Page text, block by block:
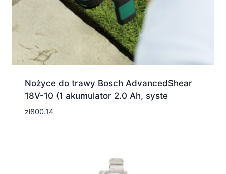
Nożyce do trawy Bosch AdvancedShear
18V-10 (1 akumulator 2.0 Ah, syste
zł800.14